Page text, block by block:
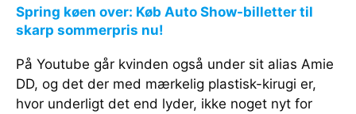
Spring køen over: Køb Auto Show-billetter til
skarp sommerpris nu!
På Youtube går kvinden også under sit alias Amie
DD, og det der med mærkelig plastisk-kirugi er,
hvor underligt det end lyder, ikke noget nyt for